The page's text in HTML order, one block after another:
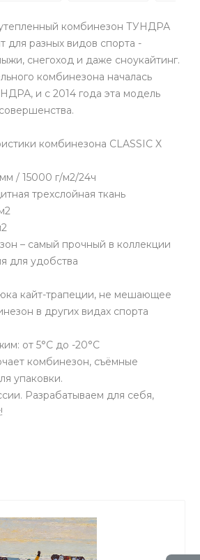
комбинезон ТУНДРА
для разных видов спорта -
снегоход и даже сноукайтинг.
комбинезона началась
и с 2014 года эта модель
комбинезона CLASSIC X
/ 15000 г/м2/24ч
трехслойная ткань
– самый прочный в коллекции
для удобства
кайт-трапеции, не мешающее
в других видах спорта
от 5°С до -20°С
комбинезон, съёмные
упаковки.
Разрабатываем для себя,